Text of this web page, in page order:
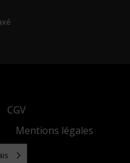
CGV
Mentions légales